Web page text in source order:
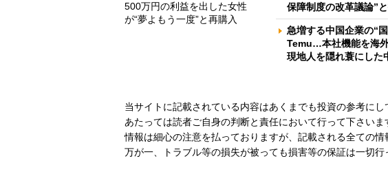
500万円の利益を出した女性
が“夢よもう一度”と再購入
保障制度の改革議論”
急増する中国企業の“
Temu…本社機能を海
現地人を隠れ蓑にした
当サイトに記載されている内容はあくまでも投資の参考に
あたっては読者ご自身の判断と責任において行って下さい
情報は細心の注意を払っておりますが、記載される全ての情
万が一、トラブル等の損失が被っても損害等の保証は一切行